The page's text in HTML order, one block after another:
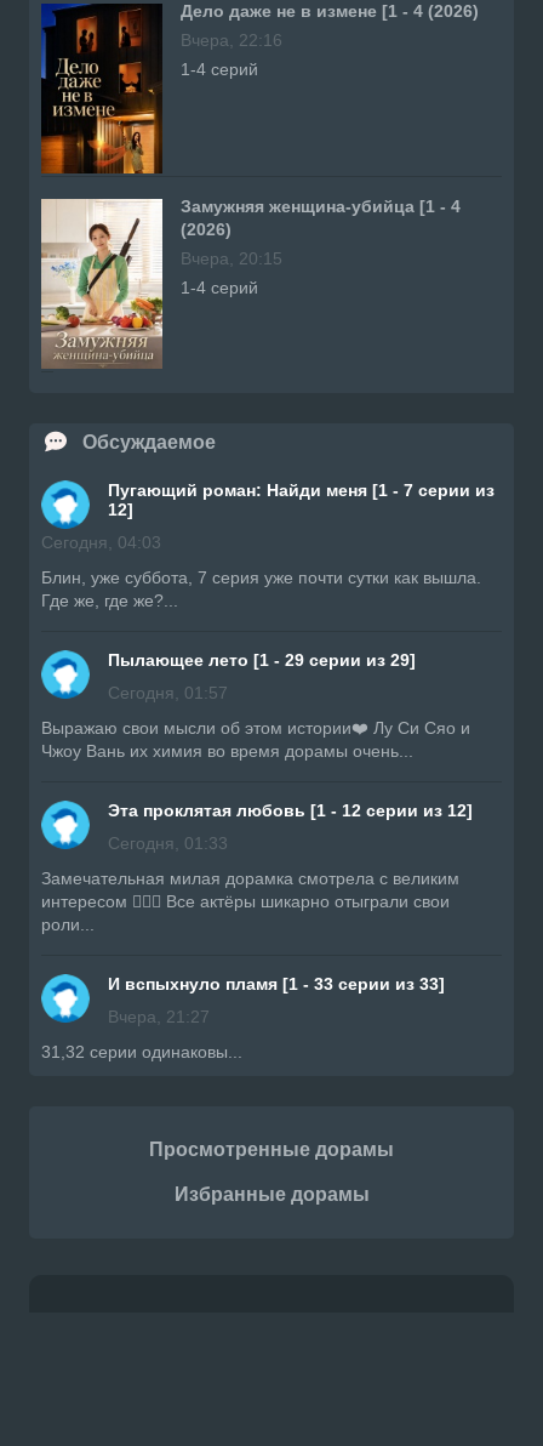
Дело даже не в измене [1 - 4 (2026)
Вчера, 22:16
1-4 серий
Замужняя женщина-убийца [1 - 4
(2026)
Вчера, 20:15
1-4 серий
Обсуждаемое
Пугающий роман: Найди меня [1 - 7 серии из
12]
Сегодня, 04:03
Блин, уже суббота, 7 серия уже почти сутки как вышла.
Где же, где же?...
Пылающее лето [1 - 29 серии из 29]
Сегодня, 01:57
Выражаю свои мысли об этом истории❤️ Лу Си Сяо и
Чжоу Вань их химия во время дорамы очень...
Эта проклятая любовь [1 - 12 серии из 12]
Сегодня, 01:33
Замечательная милая дорамка смотрела с великим
интересом 👍🏼🔥 Все актёры шикарно отыграли свои
роли...
И вспыхнуло пламя [1 - 33 серии из 33]
Вчера, 21:27
31,32 серии одинаковы...
Просмотренные дорамы
Избранные дорамы